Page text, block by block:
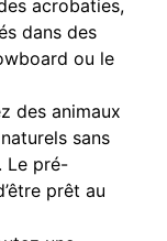
acrobaties,
dans des
ou le
des animaux
sans
Le pré-
prêt au